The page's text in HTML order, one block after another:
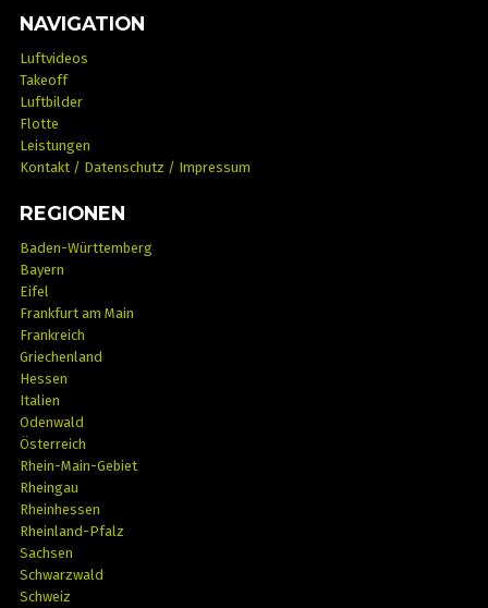
NAVIGATION
Luftvideos
Takeoff
Luftbilder
Flotte
Leistungen
Kontakt / Datenschutz / Impressum
REGIONEN
Baden-Württemberg
Bayern
Eifel
Frankfurt am Main
Frankreich
Griechenland
Hessen
Italien
Odenwald
Österreich
Rhein-Main-Gebiet
Rheingau
Rheinhessen
Rheinland-Pfalz
Sachsen
Schwarzwald
Schweiz